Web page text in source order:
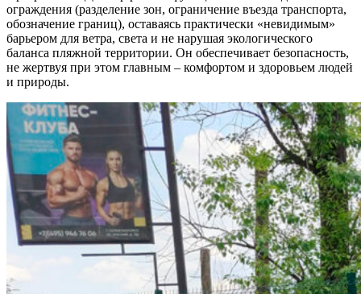
ограждения (разделение зон, ограничение въезда транспорта,
обозначение границ), оставаясь практически «невидимым»
барьером для ветра, света и не нарушая экологического
баланса пляжной территории. Он обеспечивает безопасность,
не жертвуя при этом главным – комфортом и здоровьем людей
и природы.